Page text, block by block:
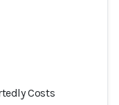
Costs